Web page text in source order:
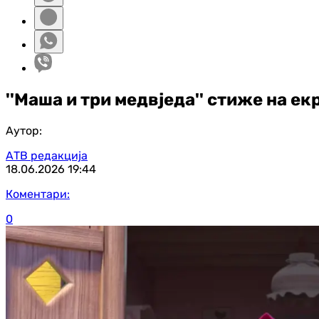
''Маша и три медвједа'' стиже на
Аутор:
АТВ редакција
18.06.2026 19:44
Коментари:
0